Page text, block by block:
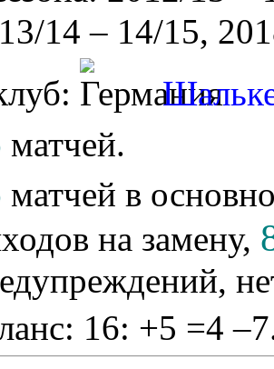
14 – 14/15,
матчей.
матчей в
на замену,
16: +5 =4